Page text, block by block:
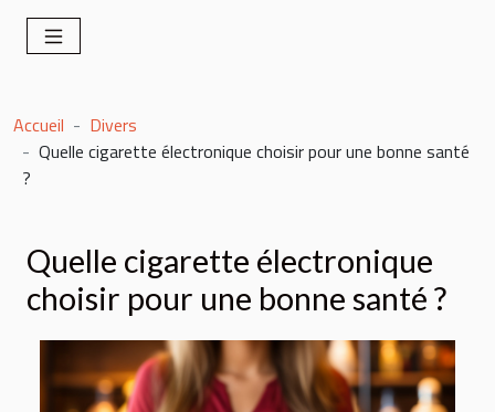
Accueil
Divers
Quelle cigarette électronique choisir pour une bonne santé
?
Quelle cigarette électronique
choisir pour une bonne santé ?